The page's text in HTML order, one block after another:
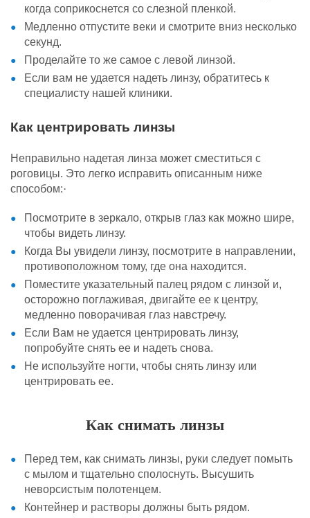
когда соприкоснется со слезной пленкой.
Медленно отпустите веки и смотрите вниз несколько
секунд.
Проделайте то же самое с левой линзой.
Если вам не удается надеть линзу, обратитесь к
специалисту нашей клиники.
Как центрировать линзы
Неправильно надетая линза может сместиться с
роговицы. Это легко исправить описанным ниже
способом:·
Посмотрите в зеркало, открыв глаз как можно шире,
чтобы видеть линзу.
Когда Вы увидели линзу, посмотрите в направлении,
противоположном тому, где она находится.
Поместите указательный палец рядом с линзой и,
осторожно поглаживая, двигайте ее к центру,
медленно поворачивая глаз навстречу.
Если Вам не удается центрировать линзу,
попробуйте снять ее и надеть снова.
Не используйте ногти, чтобы снять линзу или
центрировать ее.
Как снимать линзы
Перед тем, как снимать линзы, руки следует помыть
с мылом и тщательно сполоснуть. Высушить
неворсистым полотенцем.
Контейнер и растворы должны быть рядом.